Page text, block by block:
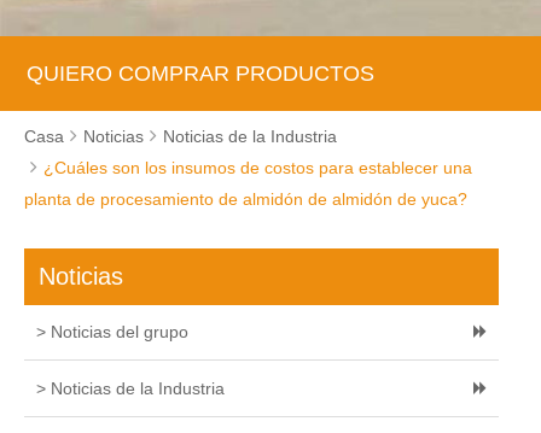
QUIERO COMPRAR PRODUCTOS
Casa Noticias
Noticias de la Industria
¿Cuáles son los insumos de costos para establecer una
planta de procesamiento de almidón de almidón de yuca?
Noticias
> Noticias del grupo
> Noticias de la Industria